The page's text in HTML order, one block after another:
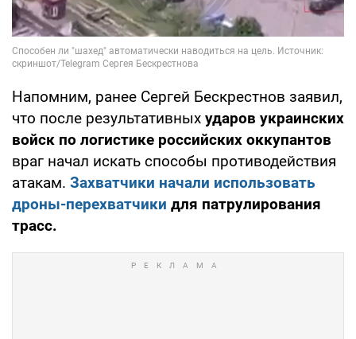
Напомним, ранее Сергей Бескрестнов заявил,
что после результативных ударов украинских
войск по логистике российских оккупантов
враг начал искать способы противодействия
атакам. Захватчики начали использовать
дроны-перехватчики для патрулирования
трасс.